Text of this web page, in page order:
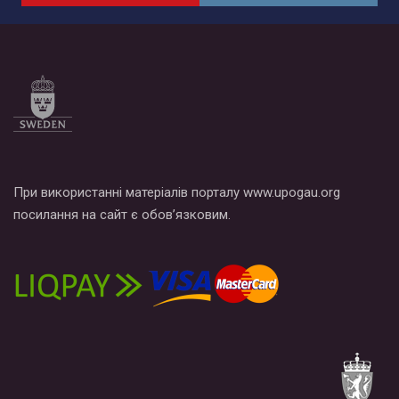
При використанні матеріалів порталу www.upogau.org
посилання на сайт є обов’язковим.